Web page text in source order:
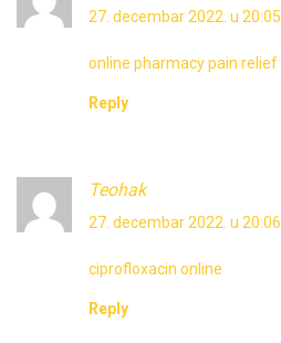
27. decembar 2022. u 20:05
online pharmacy pain relief
Reply
Teohak
27. decembar 2022. u 20:06
ciprofloxacin online
Reply